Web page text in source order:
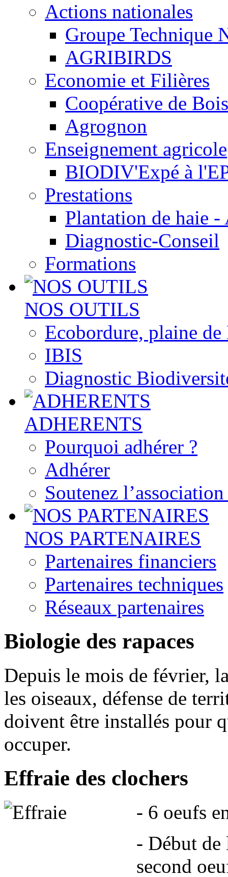
Actions nationales
Groupe Technique
AGRIBIRDS
Economie et Filières
Coopérative de
Agrognon
Enseignement agricole
BIODIV'Expé à
Prestations
Plantation de haie
Diagnostic-Conseil
Formations
NOS OUTILS
Ecobordure, plaine de
IBIS
Diagnostic
ADHERENTS
Pourquoi adhérer ?
Adhérer
Soutenez
NOS PARTENAIRES
Partenaires financiers
Partenaires techniques
Réseaux partenaires
Biologie des rapaces
Depuis le mois de février,
les oiseaux, défense de
doivent être installés pour
occuper.
Effraie des clochers
- 6 oeufs
- Début de
second